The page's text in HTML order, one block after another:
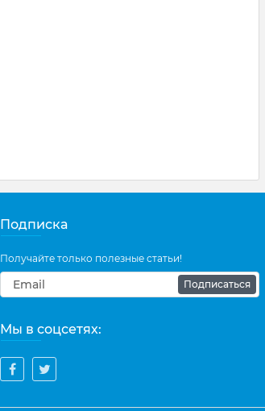
Подписка
Получайте только полезные статьи!
Подписаться
Мы в соцсетях: